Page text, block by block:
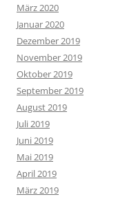
März 2020
Januar 2020
Dezember 2019
November 2019
Oktober 2019
September 2019
August 2019
Juli 2019
Juni 2019
Mai 2019
April 2019
März 2019